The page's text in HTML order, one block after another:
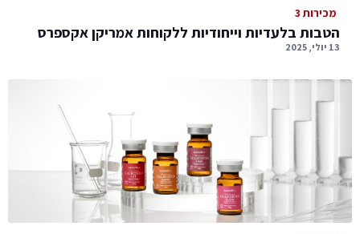
מכירות 3
הטבות בלעדיות וייחודיות ללקוחות אמריקן אקספרס
13 יולי, 2025